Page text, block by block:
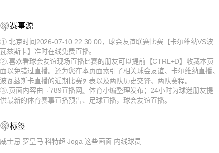
2026-08-16 【球会友谊】 卡尔维纳VS波瓦兹斯卡
2026-08-16 【球会友谊】 卡尔维纳VS波瓦兹斯卡
2026-08-16 【球会友谊】 卡尔维纳VS波瓦兹斯卡
2026-08-16 【球会友谊】 卡尔维纳VS波瓦兹斯卡
2026-08-16 【球会友谊】 卡尔维纳VS波瓦兹斯卡
2026-08-16 【球会友谊】 卡尔维纳VS波瓦兹斯卡
赛事源
①.北京时间2026-07-10 22:30:00，球会友谊联赛比赛【卡尔维纳VS波
瓦兹斯卡】准时在线免费直播。
②.喜欢看球会友谊现场直播比赛的朋友可以提前【CTRL+D】收藏本页
面以免错过直播。还为您在本页面索引了相关球会友谊、卡尔维纳直播、
波瓦兹斯卡直播的近期比赛列表以及两队历史交锋、两队赛程。
③.页面内容由『789直播网』体育小编整理发布；24小时为球迷朋友提
供最新的体育赛事直播预告、足球直播，球会友谊直播。
标签
威士忌 罗皇马 科特超 Joga 这些画面 内线球员